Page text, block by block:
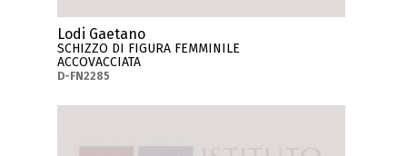
Lodi Gaetano
SCHIZZO DI FIGURA FEMMINILE
ACCOVACCIATA
D-FN2285